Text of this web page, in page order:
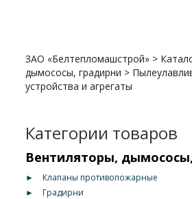
ЗАО «Белтепломашстрой» >
дымососы, градирни >
устройства и агрегаты
Категории товаров
Вентиляторы,
►
Клапаны противопожарные
►
Градирни